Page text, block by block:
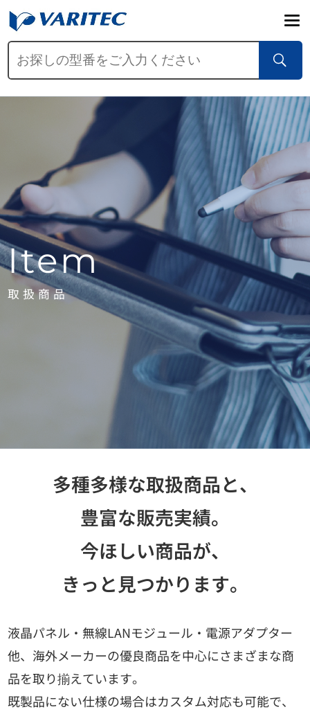
Item
取扱商品
多種多様な取扱商品と、
豊富な販売実績。
今ほしい商品が、
きっと見つかります。
液晶パネル・無線LANモジュール・電源アダプター
他、海外メーカーの優良商品を中心にさまざまな商
品を取り揃えています。
既製品にない仕様の場合はカスタム対応も可能で、
お問い合わせ